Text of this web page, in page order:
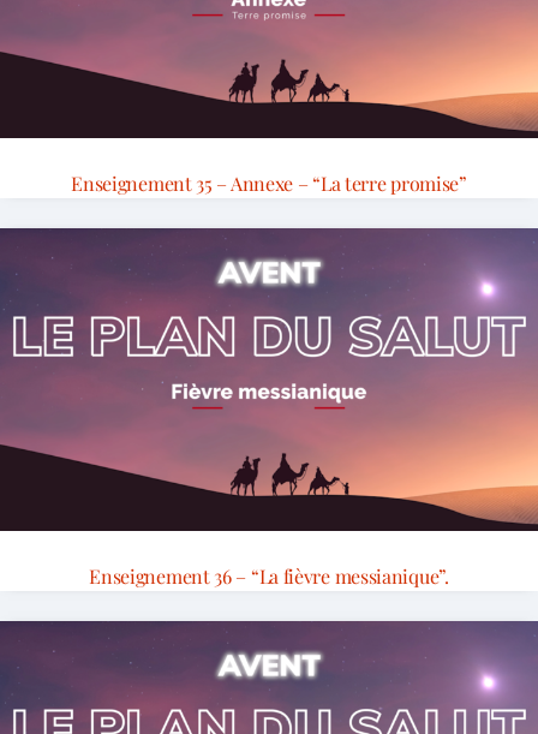
Enseignement 35 – Annexe – “La terre promise”
Enseignement 36 – “La fièvre messianique”.